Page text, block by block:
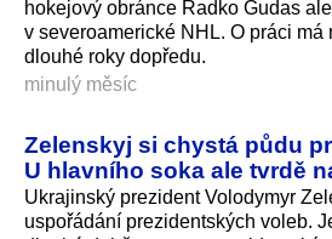
hokejový obránce Radko Gudas
v severoamerické NHL. O práci má
dlouhé roky dopředu.
minulý měsíc
Zelenskyj si chystá půdu
U hlavního soka ale tvrdě
Ukrajinský prezident Volodymyr
uspořádání prezidentských voleb.